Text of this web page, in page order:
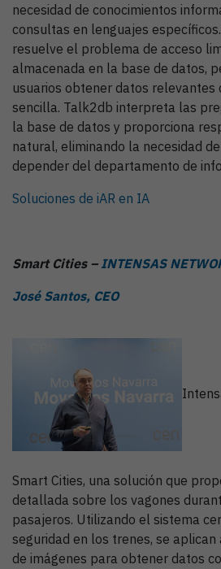
necesidad de conocimientos
consultas en lenguajes
resuelve el problema de acceso
almacenada en la base de datos,
usuarios obtener datos relevantes
sencilla. Talk2db interpreta las
la base de datos y proporciona
natural, eliminando la necesidad
depender del departamento de
Soluciones de iAR en IA
Smart Cities – INTENSAS
José Santos, CEO
Smart Cities, una solución que
detallada sobre los vagones
pasajeros. Utilizando el sistema
seguridad en los trenes, se
de imágenes para obtener datos